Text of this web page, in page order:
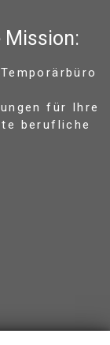
Mission:
für Ihre
berufliche